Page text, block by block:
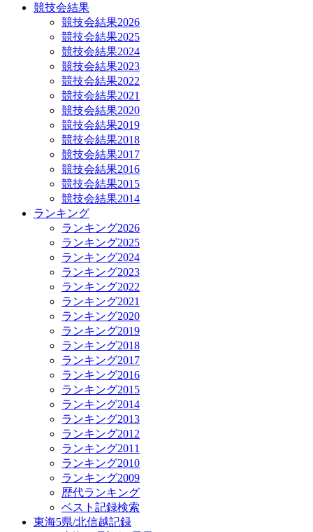
競技会結果
競技会結果2026
競技会結果2025
競技会結果2024
競技会結果2023
競技会結果2022
競技会結果2021
競技会結果2020
競技会結果2019
競技会結果2018
競技会結果2017
競技会結果2016
競技会結果2015
競技会結果2014
ランキング
ランキング2026
ランキング2025
ランキング2024
ランキング2023
ランキング2022
ランキング2021
ランキング2020
ランキング2019
ランキング2018
ランキング2017
ランキング2016
ランキング2015
ランキング2014
ランキング2013
ランキング2012
ランキング2011
ランキング2010
ランキング2009
歴代ランキング
ベスト記録検索
東海5県/北信越記録